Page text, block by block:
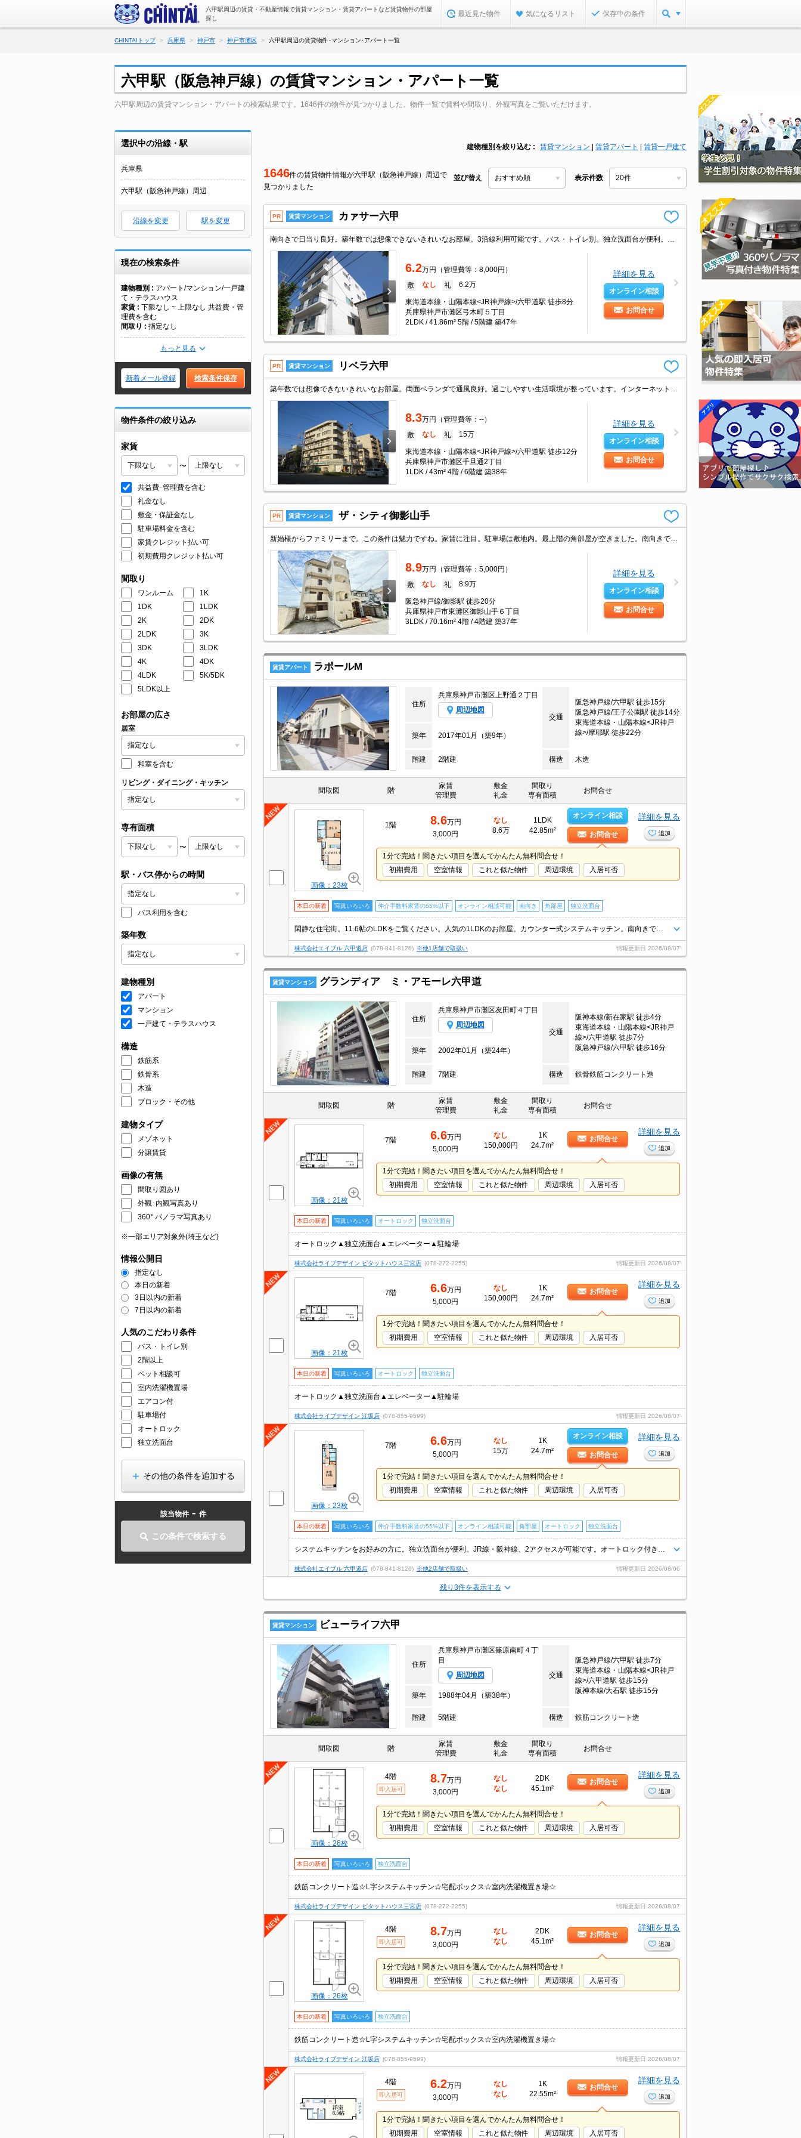
六甲駅周辺の賃貸・不動産情報で賃貸マンション・賃貸アパートなど賃貸物件の部屋
探し
最近見た物件 気になるリスト 保存中の条件
CHINTAIトップ 兵庫県 神戸市 神戸市灘区 六甲駅周辺の賃貸物件･マンション･アパート一覧
六甲駅（阪急神戸線）の賃貸マンション・アパート一覧
六甲駅周辺の賃貸マンション・アパートの検索結果です。1646件の物件が見つかりました。物件一覧で賃料や間取り、外観写真をご覧いただけます。
選択中の沿線・駅
兵庫県
六甲駅（阪急神戸線）周辺
沿線を変更 駅を変更
現在の検索条件
建物種別
アパート/マンション/一戸建
て・テラスハウス
家賃
下限なし ~ 上限なし 共益費・管
理費を含む
間取り
指定なし
もっと見る
新着メール登録 検索条件保存
物件条件の絞り込み
家賃
〜
共益費･管理費を含む
礼金なし
敷金・保証金なし
駐車場料金を含む
家賃クレジット払い可
初期費用クレジット払い可
間取り
ワンルーム
1K
1DK
1LDK
2K
2DK
2LDK
3K
3DK
3LDK
4K
4DK
4LDK
5K/5DK
5LDK以上
お部屋の広さ
居室
和室を含む
リビング・ダイニング・キッチン
専有面積
〜
駅・バス停からの時間
バス利用を含む
築年数
建物種別
アパート
マンション
一戸建て・テラスハウス
構造
鉄筋系
鉄骨系
木造
ブロック・その他
建物タイプ
メゾネット
分譲賃貸
画像の有無
間取り図あり
外観･内観写真あり
360° パノラマ写真あり
※一部エリア対象外(埼玉など)
情報公開日
指定なし
本日の新着
3日以内の新着
7日以内の新着
人気のこだわり条件
バス・トイレ別
2階以上
ペット相談可
室内洗濯機置場
エアコン付
駐車場付
オートロック
独立洗面台
その他の条件を追加する
該当物件 - 件
この条件で検索する
建物種別を絞り込む 賃貸マンション 賃貸アパート 賃貸一戸建て
1646件の賃貸物件情報が六甲駅（阪急神戸線）周辺で
見つかりました
並び替え 表示件数
PR 賃貸マンション カァサー六甲
6.2万円（管理費等：8,000円）
敷 なし 礼 6.2万
東海道本線・山陽本線<JR神戸線>/六甲道駅 徒歩8分
兵庫県神戸市灘区弓木町５丁目
2LDK / 41.86m² 5階 / 5階建 築47年
詳細を見る
オンライン相談
お問合せ
PR 賃貸マンション リベラ六甲
8.3万円（管理費等：--）
敷 なし 礼 15万
東海道本線・山陽本線<JR神戸線>/六甲道駅 徒歩12分
兵庫県神戸市灘区千旦通2丁目
1LDK / 43m² 4階 / 6階建 築38年
詳細を見る
オンライン相談
お問合せ
PR 賃貸マンション ザ・シティ御影山手
8.9万円（管理費等：5,000円）
敷 なし 礼 8.9万
阪急神戸線/御影駅 徒歩20分
兵庫県神戸市東灘区御影山手６丁目
3LDK / 70.16m² 4階 / 4階建 築37年
詳細を見る
オンライン相談
お問合せ
賃貸アパート ラポールM
住所
兵庫県神戸市灘区上野通２丁目
周辺地図
交通
阪急神戸線/六甲駅 徒歩15分
阪急神戸線/王子公園駅 徒歩14分
東海道本線・山陽本線<JR神戸
線>/摩耶駅 徒歩22分
築年 2017年01月（築9年）
階建 2階建 構造 木造
間取図 階
家賃
管理費
敷金
礼金
間取り
専有面積
お問合せ
画像：23枚
1階 8.6万円
3,000円
なし
8.6万
1LDK
42.85m²
オンライン相談
お問合せ
詳細を見る
追加
1分で完結！聞きたい項目を選んでかんたん無料問合せ！
初期費用
空室情報 これと似た物件 周辺環境 入居可否
本日の新着 写真いろいろ 仲介手数料家賃の55%以下 オンライン相談可能 南向き 角部屋 独立洗面台
株式会社エイブル 六甲道店 (078-841-8126) ※他1店舗で取扱い 情報更新日 2026/08/07
賃貸マンション グランディア ミ・アモーレ六甲道
住所
兵庫県神戸市灘区友田町４丁目
周辺地図
交通
阪神本線/新在家駅 徒歩4分
東海道本線・山陽本線<JR神戸
線>/六甲道駅 徒歩7分
阪急神戸線/六甲駅 徒歩16分
築年 2002年01月（築24年）
階建 7階建 構造 鉄骨鉄筋コンクリート造
間取図 階
家賃
管理費
敷金
礼金
間取り
専有面積
お問合せ
画像：21枚
7階 6.6万円
5,000円
なし
150,000円
1K
24.7m²
お問合せ
詳細を見る
追加
1分で完結！聞きたい項目を選んでかんたん無料問合せ！
初期費用
空室情報 これと似た物件 周辺環境 入居可否
本日の新着 写真いろいろ オートロック 独立洗面台
オートロック▲独立洗面台▲エレベーター▲駐輪場
株式会社ライブデザイン ピタットハウス三宮店 (078-272-2255) 情報更新日 2026/08/07
画像：21枚
7階 6.6万円
5,000円
なし
150,000円
1K
24.7m²
お問合せ
詳細を見る
追加
1分で完結！聞きたい項目を選んでかんたん無料問合せ！
初期費用
空室情報 これと似た物件 周辺環境 入居可否
本日の新着 写真いろいろ オートロック 独立洗面台
オートロック▲独立洗面台▲エレベーター▲駐輪場
株式会社ライブデザイン 江坂店 (078-855-9599) 情報更新日 2026/08/07
画像：23枚
7階 6.6万円
5,000円
なし
15万
1K
24.7m²
オンライン相談
お問合せ
詳細を見る
追加
1分で完結！聞きたい項目を選んでかんたん無料問合せ！
初期費用
空室情報 これと似た物件 周辺環境 入居可否
本日の新着 写真いろいろ 仲介手数料家賃の55%以下 オンライン相談可能 角部屋 オートロック 独立洗面台
株式会社エイブル 六甲道店 (078-841-8126) ※他2店舗で取扱い 情報更新日 2026/08/06
残り3件を表示する
賃貸マンション ビューライフ六甲
住所
兵庫県神戸市灘区篠原南町４丁
目
周辺地図 交通
阪急神戸線/六甲駅 徒歩7分
東海道本線・山陽本線<JR神戸
線>/六甲道駅 徒歩15分
阪神本線/大石駅 徒歩15分
築年 1988年04月（築38年）
階建 5階建 構造 鉄筋コンクリート造
間取図 階
家賃
管理費
敷金
礼金
間取り
専有面積
お問合せ
画像：26枚
4階
即入居可
8.7万円
3,000円
なし
なし
2DK
45.1m²
お問合せ
詳細を見る
追加
1分で完結！聞きたい項目を選んでかんたん無料問合せ！
初期費用
空室情報 これと似た物件 周辺環境 入居可否
本日の新着 写真いろいろ 独立洗面台
鉄筋コンクリート造☆L字システムキッチン☆宅配ボックス☆室内洗濯機置き場☆
株式会社ライブデザイン ピタットハウス三宮店 (078-272-2255) 情報更新日 2026/08/07
画像：26枚
4階
即入居可
8.7万円
3,000円
なし
なし
2DK
45.1m²
お問合せ
詳細を見る
追加
1分で完結！聞きたい項目を選んでかんたん無料問合せ！
初期費用
空室情報 これと似た物件 周辺環境 入居可否
本日の新着 写真いろいろ 独立洗面台
鉄筋コンクリート造☆L字システムキッチン☆宅配ボックス☆室内洗濯機置き場☆
株式会社ライブデザイン 江坂店 (078-855-9599) 情報更新日 2026/08/07
4階
即入居可
6.2万円
3,000円
なし
なし
1K
22.55m²
お問合せ
詳細を見る
追加
1分で完結！聞きたい項目を選んでかんたん無料問合せ！
初期費用
空室情報 これと似た物件 周辺環境 入居可否